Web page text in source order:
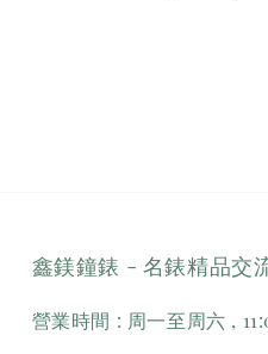
鑫鎂鐘錶 - 名錶精品交
營業時間 : 周一至周六 ,